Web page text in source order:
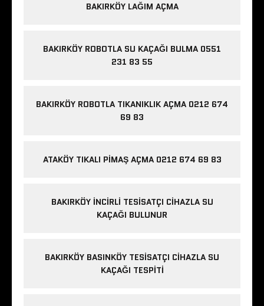
BAKIRKÖY LAĞIM AÇMA
BAKIRKÖY ROBOTLA SU KAÇAĞI BULMA 0551
231 83 55
BAKIRKÖY ROBOTLA TIKANIKLIK AÇMA 0212 674
69 83
ATAKÖY TIKALI PIMAŞ AÇMA 0212 674 69 83
BAKIRKÖY İNCIRLI TESISATÇI CIHAZLA SU
KAÇAĞI BULUNUR
BAKIRKÖY BASINKÖY TESISATÇI CIHAZLA SU
KAÇAĞI TESPITI